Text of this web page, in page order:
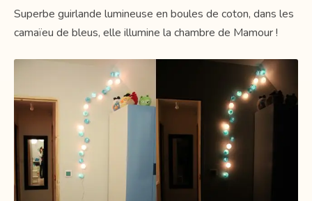
Superbe guirlande lumineuse en boules de coton, dans les
camaïeu de bleus, elle illumine la chambre de Mamour !